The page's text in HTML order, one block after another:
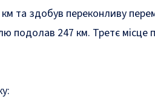
та здобув переконливу
подолав 247 км. Третє місце